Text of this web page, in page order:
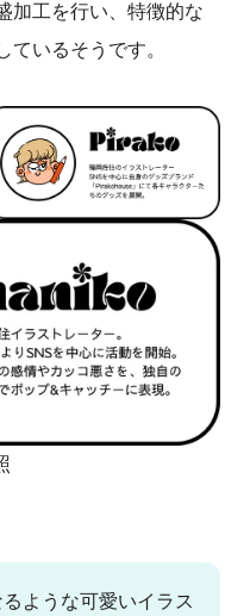
加工を行い、特徴的な
ているそうです。
ような可愛いイラス